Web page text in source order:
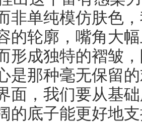
非单纯模仿肤色
的轮廓，嘴角大
形成独特的褶皱
是那种毫无保留
面，我们要从基
的底子能更好地